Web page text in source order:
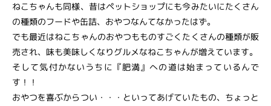
ねこちゃんも同様、昔はペットショップにも今みたいにたくさん
の種類のフードや缶詰、おやつなんてなかったはず。
でも最近はねこちゃんのおやつもものすごくたくさんの種類が販
売され、味も美味しくなりグルメなねこちゃんが増えています。
そして気付かないうちに『肥満』への道は始まっているんで
す！！
おやつを喜ぶからつい・・・といってあげていたもの、ちょっと